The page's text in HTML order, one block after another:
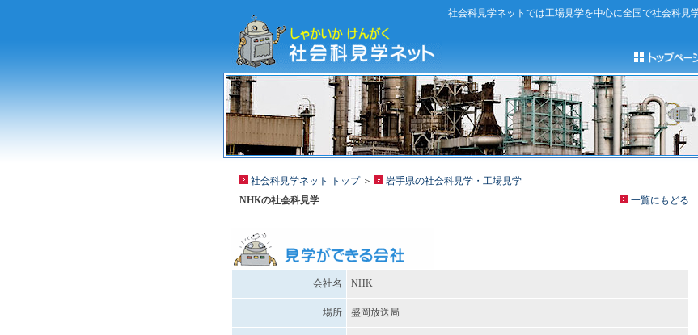
社会科見学ネットでは工場見学を中心に全国で社会科見
社会科見学ネット トップ＞
岩手県の社会科見学・工場見学
NHKの社会科見学
一覧にもどる
会社名 NHK
場所 盛岡放送局